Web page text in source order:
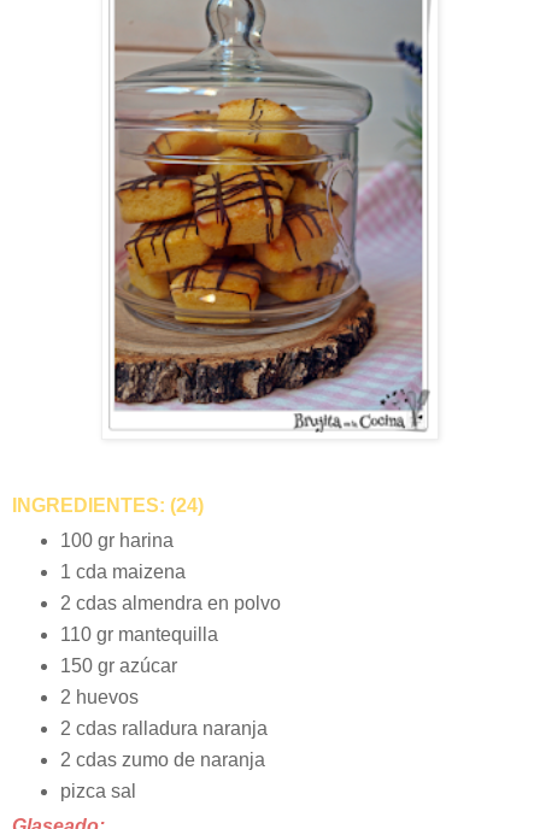
INGREDIENTES: (24)
100 gr harina
1 cda maizena
2 cdas almendra en polvo
110 gr mantequilla
150 gr azúcar
2 huevos
2 cdas ralladura naranja
2 cdas zumo de naranja
pizca sal